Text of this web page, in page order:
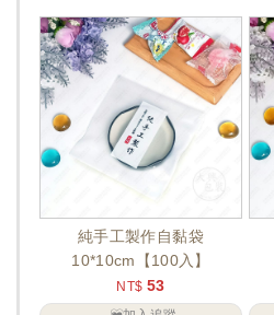
純手工製作自黏袋
10*10cm【100入】
NT$ 53